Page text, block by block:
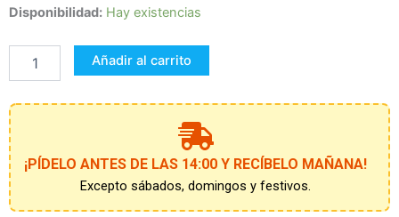
Disponibilidad: Hay existencias
Hucha
Hello
Kitty
cantidad
Añadir al carrito
¡PÍDELO ANTES DE LAS 14:00 Y RECÍBELO MAÑANA!
Excepto sábados, domingos y festivos.